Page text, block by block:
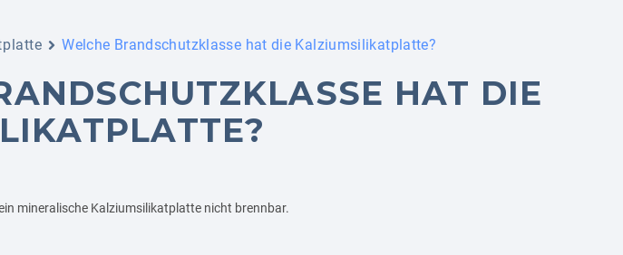
Welche Brandschutzklasse hat die Kalziumsilikatplatte?
HAT DIE
mineralische Kalziumsilikatplatte nicht brennbar.